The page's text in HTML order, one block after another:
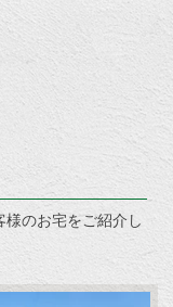
様のお宅をご紹介し